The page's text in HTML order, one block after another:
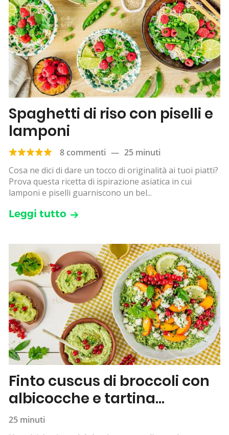
Spaghetti di riso con piselli e
lamponi
8 commenti — 25 minuti
Cosa ne dici di dare un tocco di originalità ai tuoi piatti?
Prova questa ricetta di ispirazione asiatica in cui
lamponi e piselli guarniscono un bel...
Leggi tutto
Finto cuscus di broccoli con
albicocche e tartina
all’hummus
25 minuti